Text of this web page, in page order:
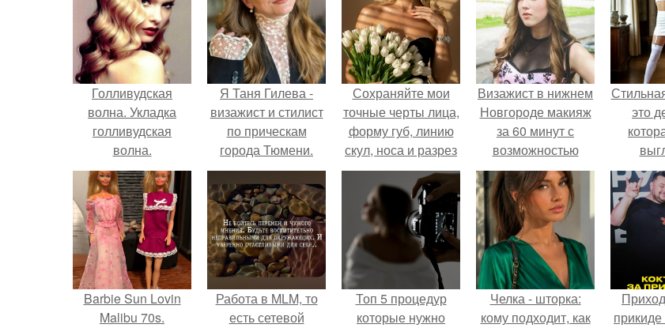
Голливудская
волна. Укладка
голливудская
волна.
Я Таня Гилева -
визажист и стилист
по прическам
города Тюмени.
Сохраняйте мои
точные черты лица,
форму губ, линию
скул, носа и разрез
глаз.
Визажист в нижнем
Новгороде макияж
за 60 минут с
возможностью
выезда на дом?
это
Barbie Sun Lovin
Malibu 70s.
Работа в MLM, то
есть сетевой
Топ 5 процедур
которые нужно
Челка - шторка:
кому подходит, как